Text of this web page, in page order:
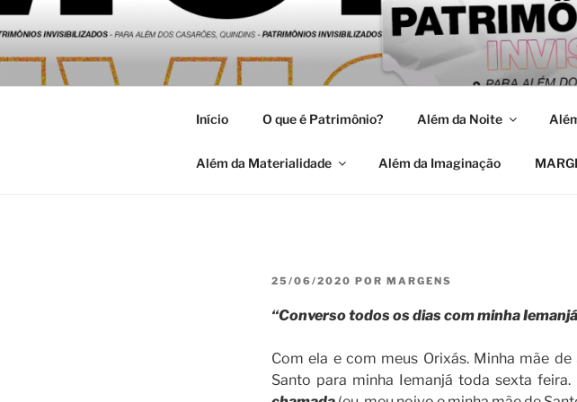
Pular
para
o
conteúdo
MARGENS:
HABITAR PELOTAS
Universidade Federal de Pelotas
Início O que é Patrimônio? Além da Noite
Além da Materialidade Além da Imaginação
PUBLICADO
25/06/2020 POR MARGENS
“Converso todos os dias com minha
Com ela e com meus Orixás. Minha mãe
Santo para minha Iemanjá toda sexta feira.